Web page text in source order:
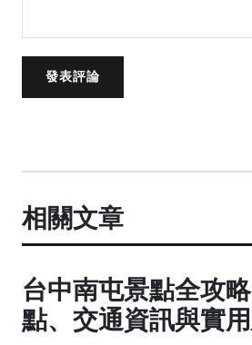
發表評論
相關文章
台中南屯景點全攻
點、交通資訊與實